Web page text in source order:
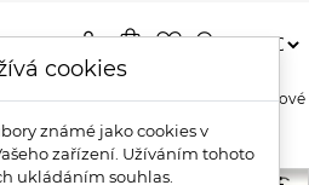
shopping_bagfavorite_bordersearch
person
Und Gretel Přírodní wellness práškové
cookies
známé jako cookies v
zařízení. Užíváním tohoto
ukládáním souhlas.